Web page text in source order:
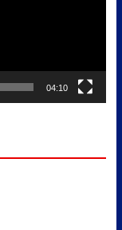
04:10